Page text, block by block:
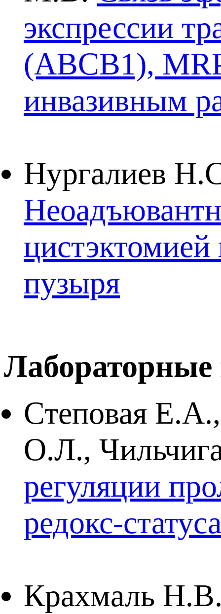
экспрессии
(ABCB1),
инвазивным
Нургалиев
пузыря
Лабораторные
Степовая
О.Л.,
регуляции
редокс-статуса
Крахмаль